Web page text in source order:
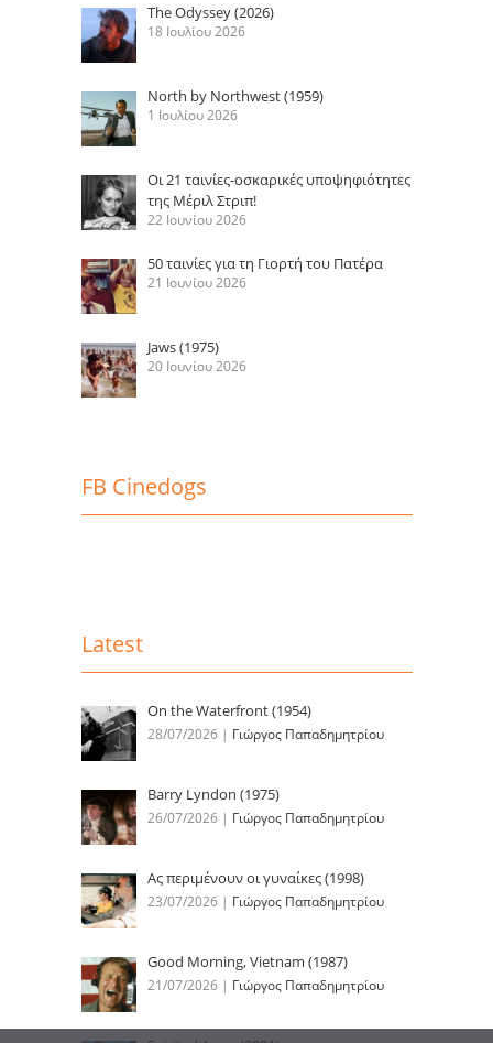
The Odyssey (2026)
18 Ιουλίου 2026
North by Northwest (1959)
1 Ιουλίου 2026
Οι 21 ταινίες-οσκαρικές υποψηφιότητες
της Μέριλ Στριπ!
22 Ιουνίου 2026
50 ταινίες για τη Γιορτή του Πατέρα
21 Ιουνίου 2026
Jaws (1975)
20 Ιουνίου 2026
FB Cinedogs
Latest
On the Waterfront (1954)
28/07/2026 | Γιώργος Παπαδημητρίου
Barry Lyndon (1975)
26/07/2026 | Γιώργος Παπαδημητρίου
Ας περιμένουν οι γυναίκες (1998)
23/07/2026 | Γιώργος Παπαδημητρίου
Good Morning, Vietnam (1987)
21/07/2026 | Γιώργος Παπαδημητρίου